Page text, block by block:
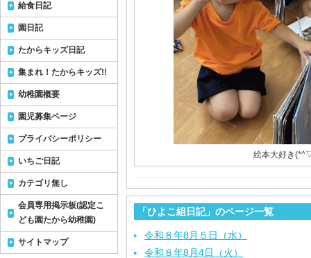
絵本大好き
「ひよこ組日記」のページ一覧
令和８年8月５日（水）
令和８年8月4日（火）
給食日記
園日記
たからキッズ日記
集まれ！たからキッズ!!
幼稚園概要
園児募集ページ
プライバシーポリシー
いちご日記
カテゴリ無し
会員専用掲示板(認定こ
ども園たから幼稚園)
サイトマップ